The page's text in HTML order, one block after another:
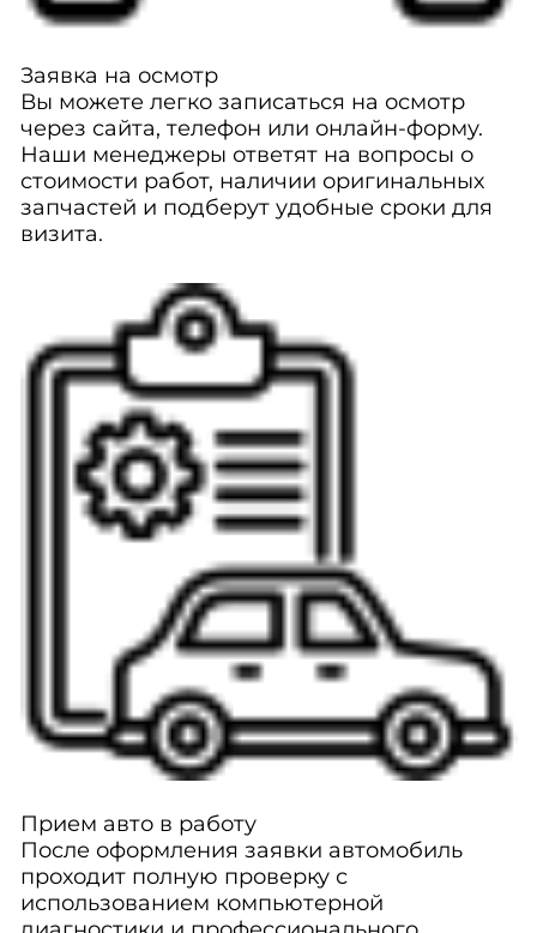
Заявка на осмотр
Вы можете легко записаться на осмотр
через сайта, телефон или онлайн-форму.
Наши менеджеры ответят на вопросы о
стоимости работ, наличии оригинальных
запчастей и подберут удобные сроки для
визита.
Прием авто в работу
После оформления заявки автомобиль
проходит полную проверку с
использованием компьютерной